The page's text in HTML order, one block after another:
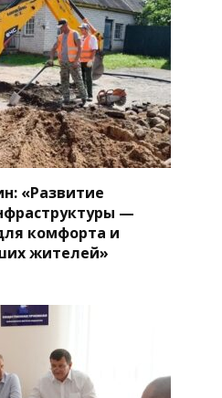
«Развитие
—
комфорта и
жителей»